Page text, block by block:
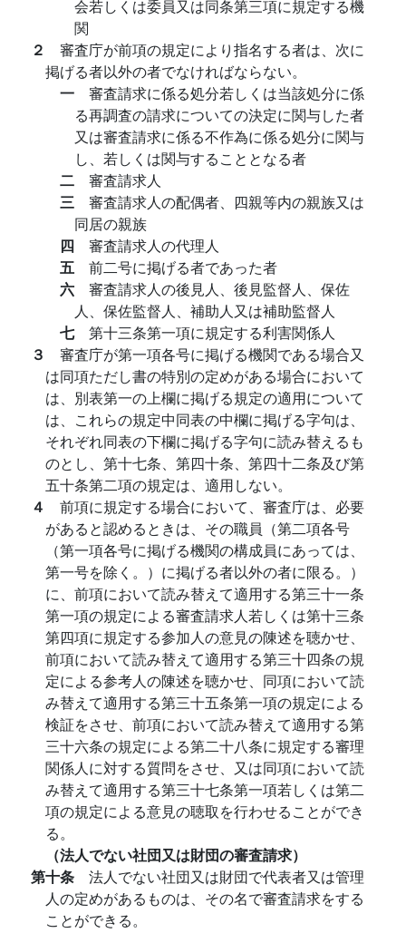
会若しくは委員又は同条第三項に規定する機
関
２ 審査庁が前項の規定により指名する者は、次に
掲げる者以外の者でなければならない。
一 審査請求に係る処分若しくは当該処分に係
る再調査の請求についての決定に関与した者
又は審査請求に係る不作為に係る処分に関与
し、若しくは関与することとなる者
二 審査請求人
三 審査請求人の配偶者、四親等内の親族又は
同居の親族
四 審査請求人の代理人
五 前二号に掲げる者であった者
六 審査請求人の後見人、後見監督人、保佐
人、保佐監督人、補助人又は補助監督人
七 第十三条第一項に規定する利害関係人
３ 審査庁が第一項各号に掲げる機関である場合又
は同項ただし書の特別の定めがある場合において
は、別表第一の上欄に掲げる規定の適用について
は、これらの規定中同表の中欄に掲げる字句は、
それぞれ同表の下欄に掲げる字句に読み替えるも
のとし、第十七条、第四十条、第四十二条及び第
五十条第二項の規定は、適用しない。
４ 前項に規定する場合において、審査庁は、必要
があると認めるときは、その職員（第二項各号
（第一項各号に掲げる機関の構成員にあっては、
第一号を除く。）に掲げる者以外の者に限る。）
に、前項において読み替えて適用する第三十一条
第一項の規定による審査請求人若しくは第十三条
第四項に規定する参加人の意見の陳述を聴かせ、
前項において読み替えて適用する第三十四条の規
定による参考人の陳述を聴かせ、同項において読
み替えて適用する第三十五条第一項の規定による
検証をさせ、前項において読み替えて適用する第
三十六条の規定による第二十八条に規定する審理
関係人に対する質問をさせ、又は同項において読
み替えて適用する第三十七条第一項若しくは第二
項の規定による意見の聴取を行わせることができ
る。
（法人でない社団又は財団の審査請求）
第十条 法人でない社団又は財団で代表者又は管理
人の定めがあるものは、その名で審査請求をする
ことができる。